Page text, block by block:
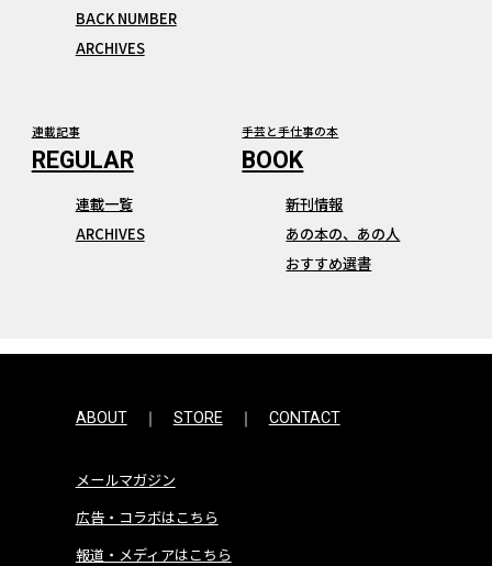
BACK NUMBER
ARCHIVES
連載記事
連載一覧
ARCHIVES
手芸と手仕事の本
新刊情報
あの本の、あの人
おすすめ選書
ABOUT STORE CONTACT
メールマガジン
広告・コラボはこちら
報道・メディアはこちら